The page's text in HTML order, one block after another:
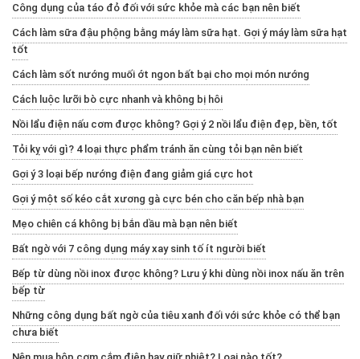
Công dụng của táo đỏ đối với sức khỏe mà các bạn nên biết
Cách làm sữa đậu phộng bằng máy làm sữa hạt. Gợi ý máy làm sữa hạt
tốt
Cách làm sốt nướng muối ớt ngon bất bại cho mọi món nướng
Cách luộc lưỡi bò cực nhanh và không bị hôi
Nồi lẩu điện nấu cơm được không? Gợi ý 2 nồi lẩu điện đẹp, bền, tốt
Tỏi kỵ với gì? 4 loại thực phẩm tránh ăn cùng tỏi bạn nên biết
Gợi ý 3 loại bếp nướng điện đang giảm giá cực hot
Gợi ý một số kéo cắt xương gà cực bén cho căn bếp nhà bạn
Mẹo chiên cá không bị bắn dầu mà bạn nên biết
Bất ngờ với 7 công dụng máy xay sinh tố ít người biết
Bếp từ dùng nồi inox được không? Lưu ý khi dùng nồi inox nấu ăn trên
bếp từ
Những công dụng bất ngờ của tiêu xanh đối với sức khỏe có thể bạn
chưa biết